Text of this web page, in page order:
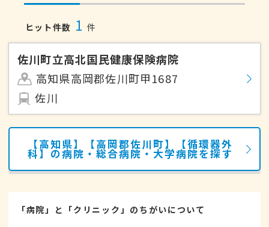
ヒット件数 1 件
佐川町立高北国民健康保険病院
高知県高岡郡佐川町甲1687
佐川
【高知県】【高岡郡佐川町】【循環器外
科】の病院・総合病院・大学病院を探す
「病院」と「クリニック」のちがいについて